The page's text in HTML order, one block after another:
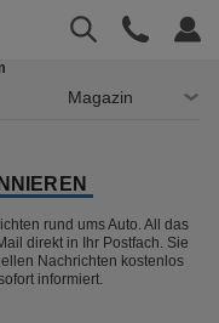
Magazin
rund ums Auto. All das
direkt in Ihr Postfach. Sie
Nachrichten kostenlos
informiert.